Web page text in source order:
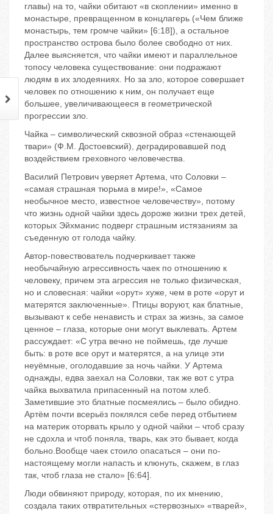
главы) на то, чайки обитают «в скоплении» именно в
монастыре, превращенном в концлагерь («Чем ближе
монастырь, тем громче чайки» [6:18]), а остальное
пространство острова было более свободно от них.
Далее выясняется, что чайки имеют и параллельное
топосу человека существование: они подражают
людям в их злодеяниях. Но за зло, которое совершает
человек по отношению к ним, он получает еще
большее, увеличивающееся в геометрической
прогрессии зло.
Чайка – символический сквозной образ «стенающей
твари» (Ф.М. Достоевский), деградировавшей под
воздействием греховного человечества.
Василий Петрович уверяет Артема, что Соловки –
«самая страшная тюрьма в мире!», «Самое
необычное место, известное человечеству», потому
что жизнь одной чайки здесь дороже жизни трех детей,
которых Эйхманис подверг страшным истязаниям за
съеденную от голода чайку.
Автор-повествователь подчеркивает также
необычайную агрессивность чаек по отношению к
человеку, причем эта агрессия не только физическая,
но и словесная: чайки «орут» хуже, чем в роте «орут и
матерятся заключенные». Птицы воруют, как блатные,
вызывают к себе ненависть и страх за жизнь, за самое
ценное – глаза, которые они могут выклевать. Артем
рассуждает: «С утра вечно не поймешь, где лучше
быть: в роте все орут и матерятся, а на улице эти
неуёмные, оголодавшие за ночь чайки. У Артема
однажды, едва заехал на Соловки, так же вот с утра
чайка выхватила припасенный на потом хлеб.
Заметившие это блатные посмеялись – было обидно.
Артём почти всерьёз поклялся себе перед отбытием
на материк оторвать крыло у одной чайки – чтоб сразу
не сдохла и чтоб поняла, тварь, как это бывает, когда
больно.Вообще чаек стоило опасаться – они по-
настоящему могли напасть и клюнуть, скажем, в глаз
так, чтоб глаза не стало» [6:64].
Люди обвиняют природу, которая, по их мнению,
создала таких отвратительных «стервозных» «тварей»,